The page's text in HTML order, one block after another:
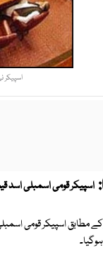
اسپیکر نے
اسپیکر قومی اسمبلی اسد
مطابق اسپیکر قومی